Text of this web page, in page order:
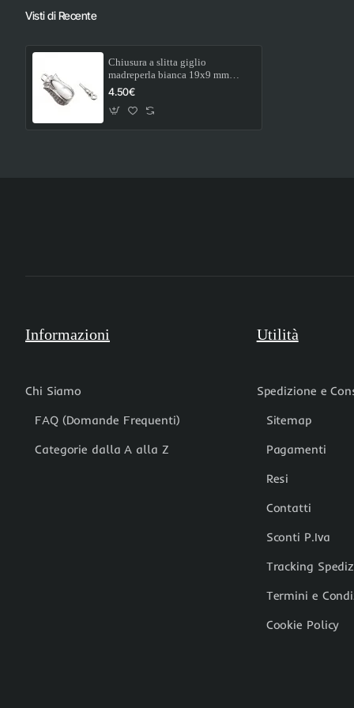
Visti di Recente
Chiusura a slitta giglio
madreperla bianca 19x9 mm
conf. 1 pz
4.50€
Informazioni
Chi Siamo
FAQ (Domande Frequenti)
Categorie dalla A alla Z
Utilità
Spedizione e
Sitemap
Pagamenti
Resi
Contatti
Sconti P.Iva
Tracking
Termini e
Cookie Policy